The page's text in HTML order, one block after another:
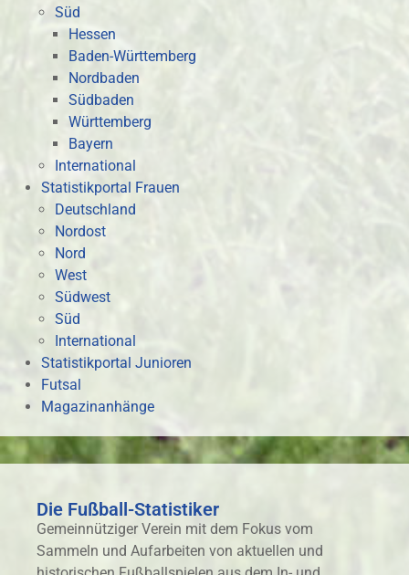
Süd
Hessen
Baden-Württemberg
Nordbaden
Südbaden
Württemberg
Bayern
International
Statistikportal Frauen
Deutschland
Nordost
Nord
West
Südwest
Süd
International
Statistikportal Junioren
Futsal
Magazinanhänge
Die Fußball-Statistiker
Gemeinnütziger Verein mit dem Fokus vom
Sammeln und Aufarbeiten von aktuellen und